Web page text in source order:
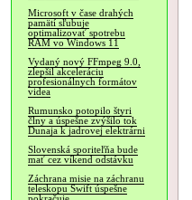
Microsoft v čase drahých
pamätí sľubuje
optimalizovať spotrebu
RAM vo Windows 11
Vydaný nový FFmpeg 9.0,
zlepšil akceleráciu
profesionálnych formátov
videa
Rumunsko potopilo štyri
člny a úspešne zvýšilo tok
Dunaja k jadrovej elektrárni
Slovenská sporiteľňa bude
mať cez víkend odstávku
Záchrana misie na záchranu
teleskopu Swift úspešne